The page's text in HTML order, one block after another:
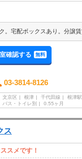
確認する 無料
03-3814-8126
文京区 根津 千代田線 根津駅
バス・トイレ別
0.55ヶ月
ス
スメです！